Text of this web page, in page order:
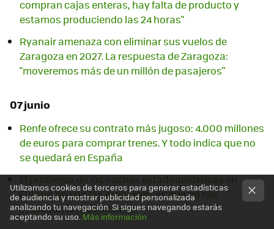
compran cajas enteras, hay falta de producto y
estamos produciendo las 24 horas"
Ryanair amenaza con eliminar sus vuelos de
Zaragoza en 2027. La respuesta de Zaragoza:
"moveremos más de un millón de pasajeros"
07 junio
Renfe ofrece su contrato más jugoso: 4.000 millones
de euros para comprar trenes. Y todo indica que no
se quedará en España
El problema de los coches estadounidenses en
Europa no son los aranceles: es que no nos
interesan lo más mínimo
Utilizamos cookies de terceros para generar estadísticas
de audiencia y mostrar publicidad personalizada
analizando tu navegación. Si sigues navegando estarás
aceptando su uso.Más información